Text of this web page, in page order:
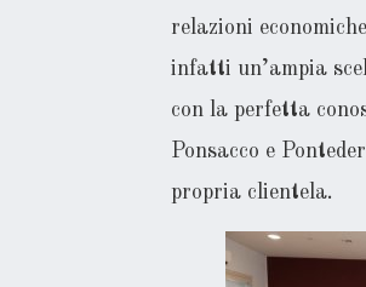
relazioni
infatti un’ampia
con la perfetta
Ponsacco e
propria clientela.